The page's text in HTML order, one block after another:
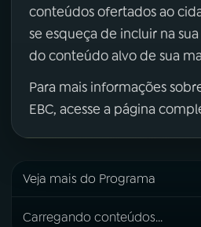
conteúdos ofertados ao
se esqueça de incluir na
do conteúdo alvo de sua
Para mais informações
EBC, acesse a página
Veja mais do Programa
Carregando conteúdos...